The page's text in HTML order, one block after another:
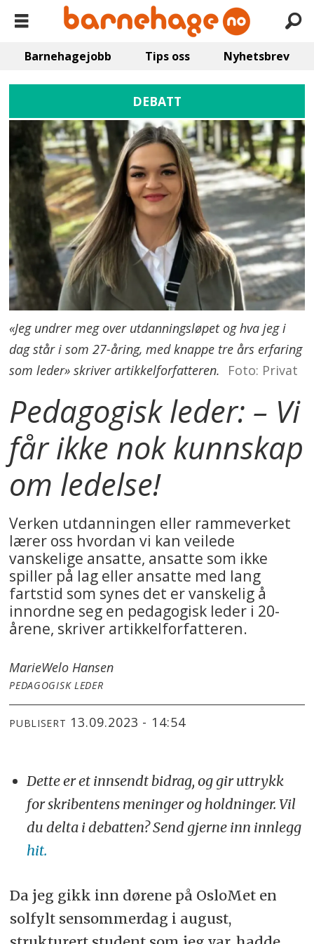
Barnehagejobb Tips oss Nyhetsbrev
DEBATT
«Jeg undrer meg over utdanningsløpet og hva jeg i
dag står i som 27-åring, med knappe tre års erfaring
som leder» skriver artikkelforfatteren.
Foto: Privat
Pedagogisk leder: – Vi
får ikke nok kunnskap
om ledelse!
Verken utdanningen eller rammeverket
lærer oss hvordan vi kan veilede
vanskelige ansatte, ansatte som ikke
spiller på lag eller ansatte med lang
fartstid som synes det er vanskelig å
innordne seg en pedagogisk leder i 20-
årene, skriver artikkelforfatteren.
MarieWelo Hansen
PEDAGOGISK LEDER
PUBLISERT 13.09.2023 - 14:54
Dette er et innsendt bidrag, og gir uttrykk
for skribentens meninger og holdninger. Vil
du delta i debatten? Send gjerne inn innlegg
hit.
Da jeg gikk inn dørene på OsloMet en
solfylt sensommerdag i august,